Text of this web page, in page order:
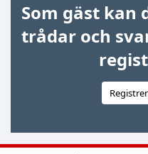
Som gäst kan
trådar och